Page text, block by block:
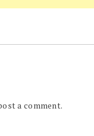
a comment.